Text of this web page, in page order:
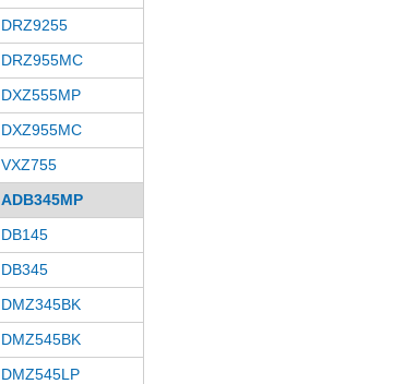
DRZ9255
DRZ955MC
DXZ555MP
DXZ955MC
VXZ755
ADB345MP
DB145
DB345
DMZ345BK
DMZ545BK
DMZ545LP